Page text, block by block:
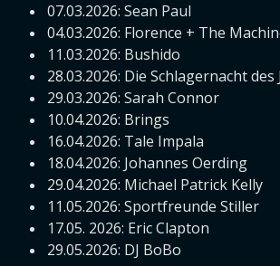
07.03.2026: Sean Paul
04.03.2026: Florence + The
11.03.2026: Bushido
28.03.2026: Die Schlagernacht des
29.03.2026: Sarah Connor
10.04.2026: Brings
16.04.2026: Tale Impala
18.04.2026: Johannes Oerding
29.04.2026: Michael Patrick Kelly
11.05.2026: Sportfreunde Stiller
17.05. 2026: Eric Clapton
29.05.2026: DJ BoBo